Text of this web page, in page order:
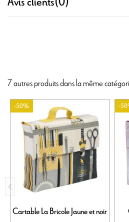
7 autres produits dans la même
-50%
Cartable La Bricole Jaune et noir
-